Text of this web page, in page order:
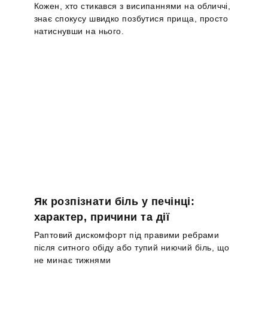
Кожен, хто стикався з висипаннями на обличчі,
знає спокусу швидко позбутися прища, просто
натиснувши на нього.
Як розпізнати біль у печінці:
характер, причини та дії
Раптовий дискомфорт під правими ребрами
після ситного обіду або тупий ниючий біль, що
не минає тижнями